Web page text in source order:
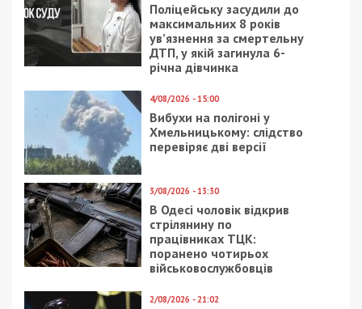
Facebook
Telegram
Twitter
WhatsApp
ViberEmail
Категории:Головне за день,Суспільство
Метки:отопительный сезон,школы
Рекламні блоки дають нам змогу
залишатися незалежними ЗМІ, а вам -
отримувати найсвіжіші новини під ними.